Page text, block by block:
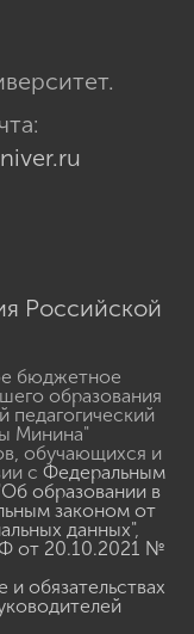
Российской
бюджетное
образования
педагогический
Минина"
обучающихся и
с Федеральным
образовании в
законом от
данных",
от 20.10.2021 №
обязательствах